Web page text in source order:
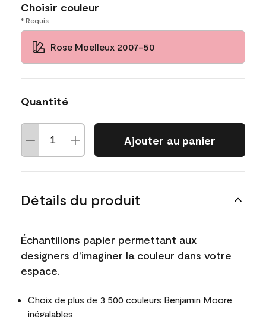
Choisir couleur
* Requis
Rose Moelleux 2007-50
Quantité
Ajouter au panier
Détails du produit
Échantillons papier permettant aux
designers d’imaginer la couleur dans votre
espace.
Choix de plus de 3 500 couleurs Benjamin Moore
inégalables